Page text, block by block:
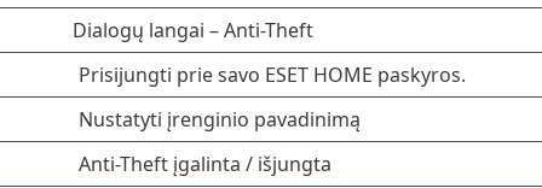
Dialogų langai – Anti-Theft
Prisijungti prie savo ESET HOME paskyros.
Nustatyti įrenginio pavadinimą
Anti-Theft įgalinta / išjungta